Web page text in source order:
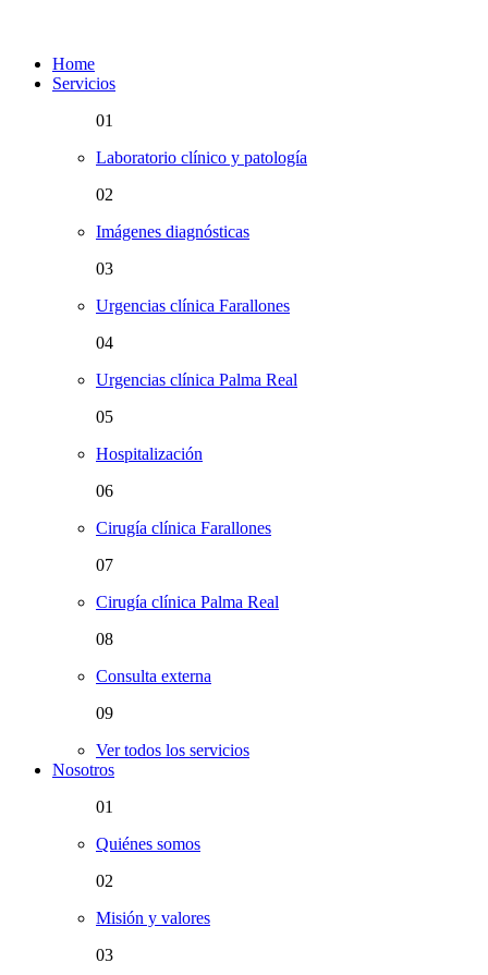
Home
Servicios
01
Laboratorio clínico y patología
02
Imágenes diagnósticas
03
Urgencias clínica Farallones
04
Urgencias clínica Palma Real
05
Hospitalización
06
Cirugía clínica Farallones
07
Cirugía clínica Palma Real
08
Consulta externa
09
Ver todos los servicios
Nosotros
01
Quiénes somos
02
Misión y valores
03